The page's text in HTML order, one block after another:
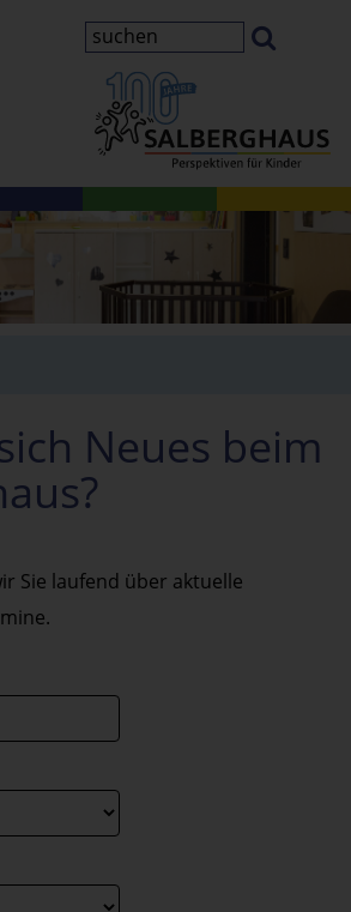
Neues beim
Sie laufend über aktuelle